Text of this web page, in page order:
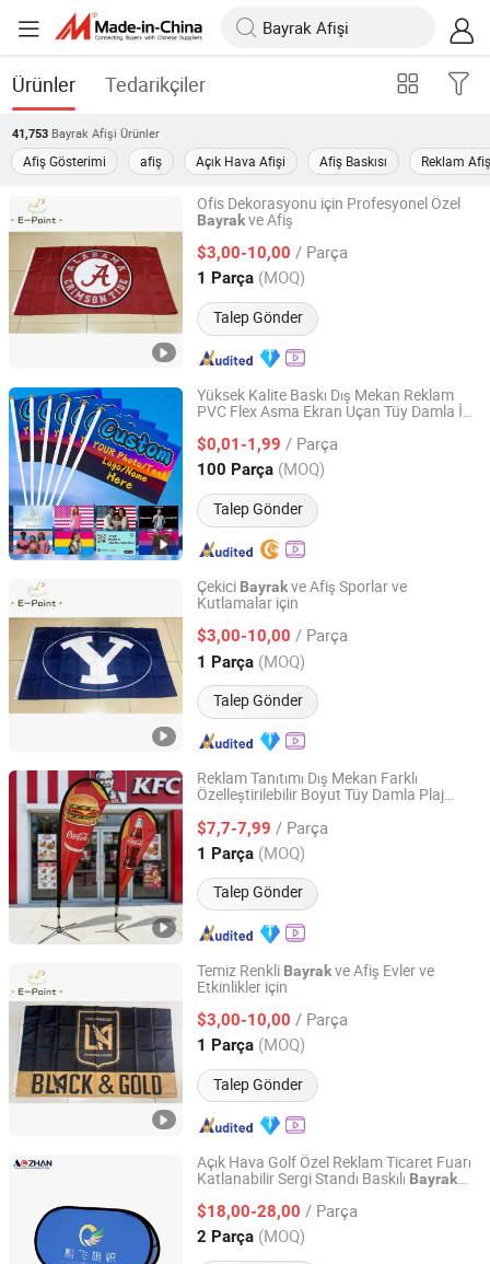
Ürünler Tedarikçiler
41,753 Bayrak Afişi Ürünler
Afiş Gösterimi afiş Açık Hava Afişi Afiş Baskısı Reklam
Ofis Dekorasyonu için Profesyonel Özel
Bayrakve Afiş
$3,00-10,00 / Parça
1 Parça (MOQ)
Talep Gönder
Weifang E-Point Trading Co., Ltd.
Shandong, China Fiyat 2021
Yüksek Kalite Baskı Dış Mekan Reklam
PVC Flex Asma Ekran Uçan Tüy Damla İp
Flamalar Özel Afişler
$0,01-1,99 / Parça
100 Parça (MOQ)
Talep Gönder
Swil Limited
Guangdong, China Fiyat 2018
Çekici Bayrakve Afiş Sporlar ve
Kutlamalar için
$3,00-10,00 / Parça
1 Parça (MOQ)
Talep Gönder
Weifang E-Point Trading Co., Ltd.
Shandong, China Fiyat 2021
Reklam Tanıtımı Dış Mekan Farklı
Özelleştirilebilir Boyut Tüy Damla Plaj
$7,7-7,99 / Parça
1 Parça (MOQ)
Talep Gönder
Weihai Kawa Composite Products Co., Ltd.
Shandong, China Fiyat 2011
Temiz Renkli Bayrakve Afiş Evler ve
Etkinlikler için
$3,00-10,00 / Parça
1 Parça (MOQ)
Talep Gönder
Weifang E-Point Trading Co., Ltd.
Shandong, China Fiyat 2021
Açık Hava Golf Özel Reklam Ticaret Fuarı
Katlanabilir Sergi Standı Baskılı Bayrak
$18,00-28,00 / Parça
2 Parça (MOQ)
Linyi Aozhan Import and Export Co., Ltd.
Shandong, China Fiyat 2022